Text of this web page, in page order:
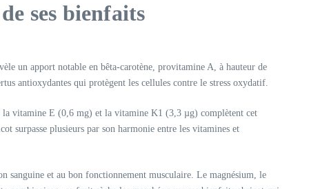
ses bienfaits
un apport notable en bêta-carotène, provitamine A, à hauteur de
antioxydantes qui protègent les cellules contre le stress oxydatif.
la vitamine E (0,6 mg) et la vitamine K1 (3,3 µg) complètent cet
surpasse plusieurs par son harmonie entre les vitamines et
sanguine et au bon fonctionnement musculaire. Le magnésium, le